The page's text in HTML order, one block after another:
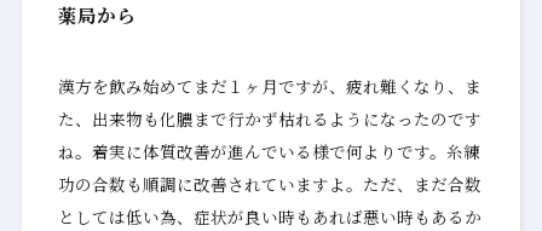
薬局から
漢方を飲み始めてまだ１ヶ月ですが、疲れ難くなり、ま
た、出来物も化膿まで行かず枯れるようになったのです
ね。着実に体質改善が進んでいる様で何よりです。糸練
功の合数も順調に改善されていますよ。ただ、まだ合数
としては低い為、症状が良い時もあれば悪い時もあるか